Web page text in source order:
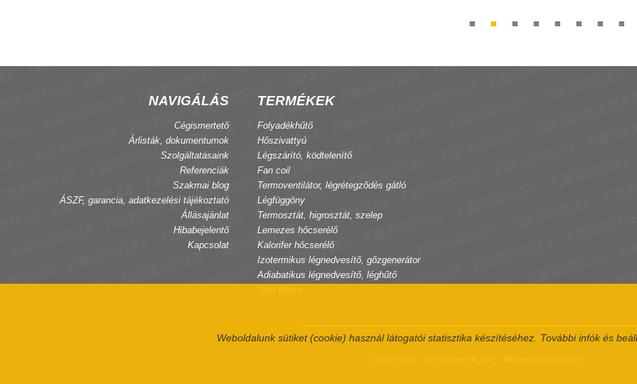
Weboldalunk sütiket (cookie) használ látogatói statisztika készítéséhez. További infók és
NAVIGÁLÁS
Cégismertető
Árlisták, dokumentumok
Szolgáltatásaink
Referenciák
Szakmai blog
ÁSZF, garancia, adatkezelési tájékoztató
Állásajánlat
Hibabejelentő
Kapcsolat
TERMÉKEK
Folyadékhűtő
Hőszivattyú
Légszárító, ködtelenítő
Fan coil
Termoventilátor, légrétegződés gátló
Légfüggöny
Termosztát, higrosztát, szelep
Lemezes hőcserélő
Kalorifer hőcserélő
Izotermikus légnedvesítő, gőzgenerátor
Adiabatikus légnedvesítő, léghűtő